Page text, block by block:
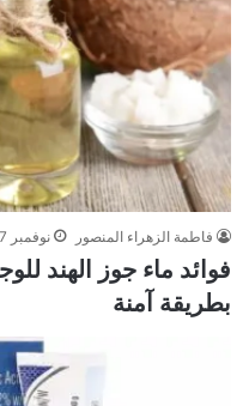
فاطمة الزهراء المنصور نوفمبر 27, 2023
فوائد ماء جوز الهند
بطريقة آمنة